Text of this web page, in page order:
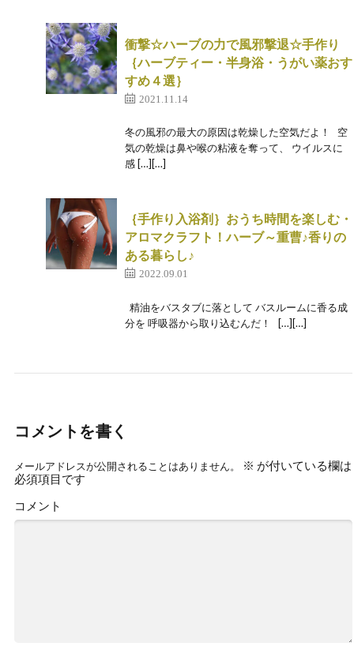
衝撃☆ハーブの力で風邪撃退☆手作り
｛ハーブティー・半身浴・うがい薬おす
すめ４選｝
2021.11.14
冬の風邪の最大の原因は乾燥した空気だよ！ 空
気の乾燥は鼻や喉の粘液を奪って、 ウイルスに
感 […][…]
｛手作り入浴剤｝おうち時間を楽しむ・
アロマクラフト！ハーブ～重曹♪香りの
ある暮らし♪
2022.09.01
精油をバスタブに落として バスルームに香る成
分を 呼吸器から取り込むんだ！ […][…]
コメントを書く
メールアドレスが公開されることはありません。 ※ が付いている欄は
必須項目です
コメント